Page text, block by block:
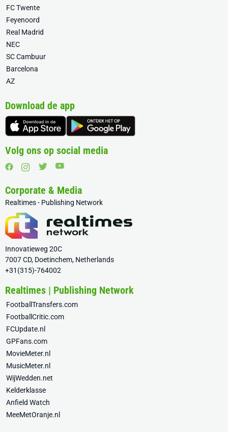
FC Twente
Feyenoord
Real Madrid
NEC
SC Cambuur
Barcelona
AZ
Download de app
Volg ons op social media
Corporate & Media
Realtimes - Publishing Network
Innovatieweg 20C
7007 CD, Doetinchem, Netherlands
+31(315)-764002
Realtimes | Publishing Network
FootballTransfers.com
FootballCritic.com
FCUpdate.nl
GPFans.com
MovieMeter.nl
MusicMeter.nl
WijWedden.net
Kelderklasse
Anfield Watch
MeeMetOranje.nl